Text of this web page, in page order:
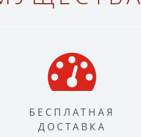
БЕСПЛАТНАЯ
ДОСТАВКА